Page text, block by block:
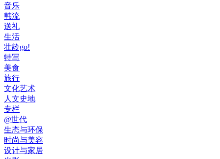
音乐
韩流
送礼
生活
壮龄go!
特写
美食
旅行
文化艺术
人文史地
专栏
@世代
生态与环保
时尚与美容
设计与家居